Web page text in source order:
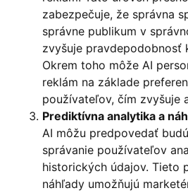
zabezpečuje, že správna
správne publikum v
zvyšuje pravdepodobnosť
Okrem toho môže AI
reklám na základe
používateľov, čím zvyšuje
Prediktívna analytika a
AI môžu predpovedať
správanie používateľov
historických údajov. Tieto
náhľady umožňujú